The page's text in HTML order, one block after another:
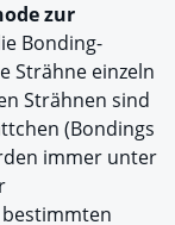
zur
Bonding-
Strähne einzeln
Strähnen sind
(Bondings
immer unter